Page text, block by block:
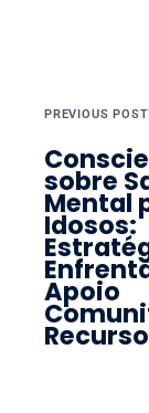
Post
PREVIOUS
sobre
Mental
Idosos:
Apoio